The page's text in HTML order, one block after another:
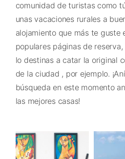
comunidad de turistas como
unas vacaciones rurales a
alojamiento que más te guste
populares páginas de
lo destinas a catar la original
de la ciudad , por ejemplo.
búsqueda en este momento
las mejores casas!